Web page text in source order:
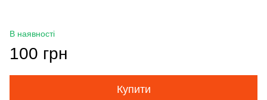
В наявності
100 грн
Купити